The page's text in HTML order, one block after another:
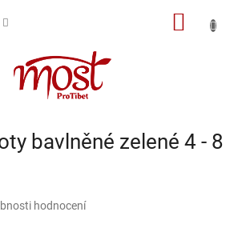
bavlněné zelené 4 - 8
hodnocení